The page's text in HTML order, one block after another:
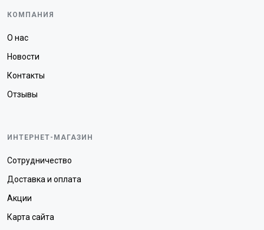
КОМПАНИЯ
О нас
Новости
Контакты
Отзывы
ИНТЕРНЕТ-МАГАЗИН
Сотрудничество
Доставка и оплата
Акции
Карта сайта